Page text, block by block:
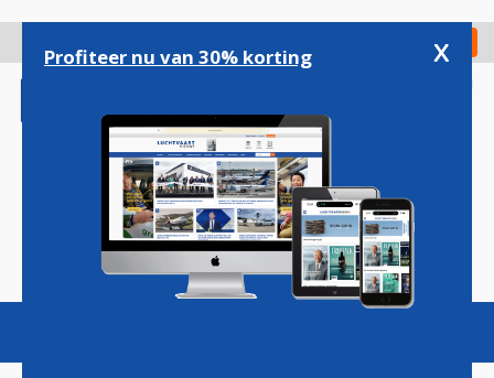
gaan
Check in
Magazine Podcasts Vacatures
Profiteer nu van 30% korting x